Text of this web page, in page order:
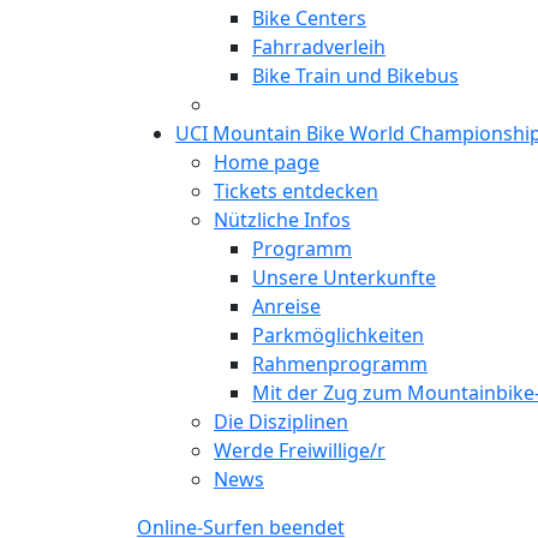
Bike Centers
Fahrradverleih
Bike Train und Bikebus
UCI Mountain Bike World
Home page
Tickets entdecken
Nützliche Infos
Programm
Unsere Unterkunfte
Anreise
Parkmöglichkeiten
Rahmenprogramm
Mit der Zug zum
Die Disziplinen
Werde Freiwillige/r
News
Online-Surfen beendet